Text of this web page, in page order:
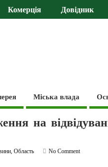
Комерція Довідник
Міська влада
на
,Область
No Comment